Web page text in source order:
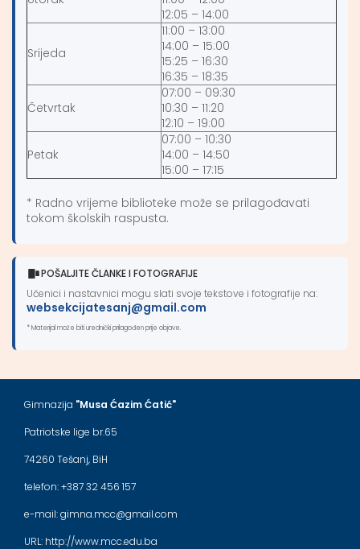
12:05 – 14:00
Srijeda
11:00 – 13:00
14:00 – 15:00
15:25 – 16:30
16:35 – 18:35
Četvrtak
07:00 – 09:30
10:30 – 11:20
12:10 – 19:00
Petak
07:00 – 10:30
14:00 – 14:50
15:00 – 17:15
* Radno vrijeme biblioteke može se prilagođavati
tokom školskih raspusta.
POŠALJITE ČLANKE I FOTOGRAFIJE
Učenici i nastavnici mogu slati svoje tekstove i fotografije na:
websekcijatesanj@gmail.com
* Materijal može biti urednički prilagođen prije objave.
Gimnazija "Musa Ćazim Ćatić"
Patriotske lige br.65
74260 Tešanj, BiH
telefon: +387 32 456 157
e-mail: gimna.mcc@gmail.com
URL: http://www.mcc.edu.ba